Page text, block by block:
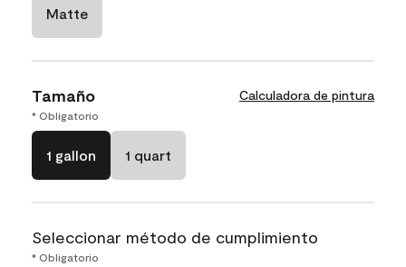
Matte
Tamaño Calculadora de pintura
* Obligatorio
1 gallon 1 quart
Seleccionar método de cumplimiento
* Obligatorio